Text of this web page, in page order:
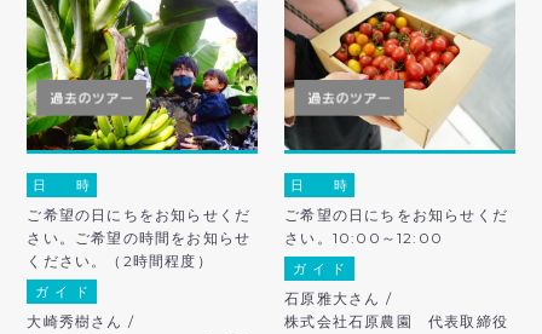
日 時
ご希望の日にちをお知らせくだ
さい。ご希望の時間をお知らせ
ください。（2時間程度）
ガ イ ド
大崎秀樹さん /
日 時
ご希望の日にちをお知らせくだ
さい。10:00～12:00
ガ イ ド
石原雅大さん /
株式会社石原農園 代表取締役